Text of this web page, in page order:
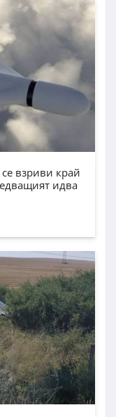
взриви край
идва